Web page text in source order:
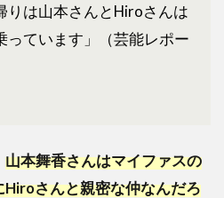
りは山本さんとHiroさんは
っています」（芸能レポー
山本舞香さんはマイファスの
さんと親密な仲なんだろ